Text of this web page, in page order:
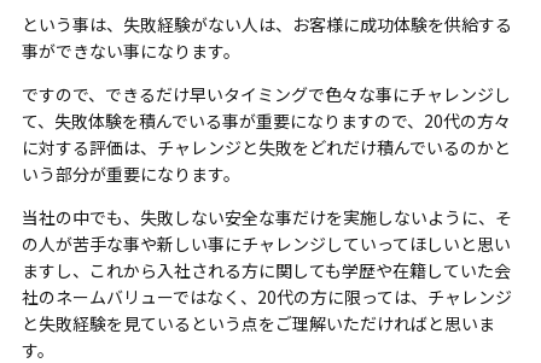
という事は、失敗経験がない人は、お客様に成功体験を供給する
事ができない事になります。
ですので、できるだけ早いタイミングで色々な事にチャレンジし
て、失敗体験を積んでいる事が重要になりますので、20代の方々
に対する評価は、チャレンジと失敗をどれだけ積んでいるのかと
いう部分が重要になります。
当社の中でも、失敗しない安全な事だけを実施しないように、そ
の人が苦手な事や新しい事にチャレンジしていってほしいと思い
ますし、これから入社される方に関しても学歴や在籍していた会
社のネームバリューではなく、20代の方に限っては、チャレンジ
と失敗経験を見ているという点をご理解いただければと思いま
す。